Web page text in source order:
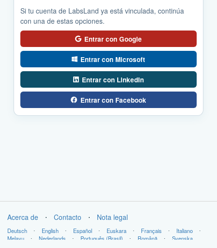
Si tu cuenta de LabsLand ya está vinculada, continúa
con una de estas opciones.
Entrar con Google
Entrar con Microsoft
Entrar con LinkedIn
Entrar con Facebook
Acerca de ⋅ Contacto ⋅ Nota legal
Deutsch ⋅ English ⋅ Español ⋅ Euskara ⋅ Français ⋅ Italiano
⋅
Melayu
⋅ Nederlands ⋅ Português (Brasil) ⋅ Română ⋅ Svenska